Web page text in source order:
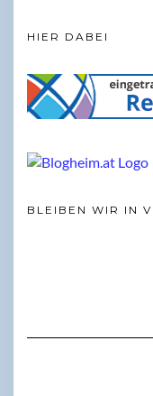
HIER DABEI
BLEIBEN WIR IN